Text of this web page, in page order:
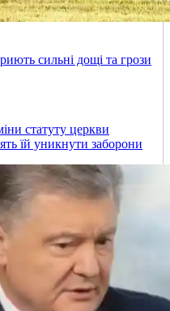
сильні дощі та грози
статуту церкви
їй уникнути заборони